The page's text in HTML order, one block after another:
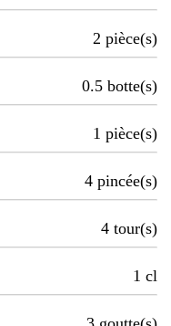
2 pièce(s)
0.5 botte(s)
1 pièce(s)
4 pincée(s)
4 tour(s)
1 cl